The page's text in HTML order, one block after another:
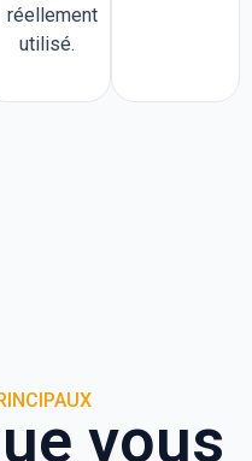
réellement
utilisé.
vous